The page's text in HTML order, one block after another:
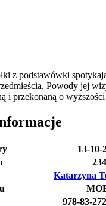
z podstawówki
Powody jej
i przekonaną o
13-10-
234
Katarzyna
978-83-